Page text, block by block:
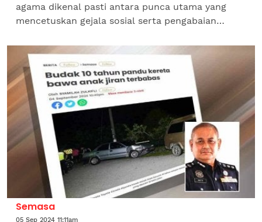
agama dikenal pasti antara punca utama yang
mencetuskan gejala sosial serta pengabaian
Datuk Mohd Yusoff...
Semasa
05 Sep 2024 11:11am